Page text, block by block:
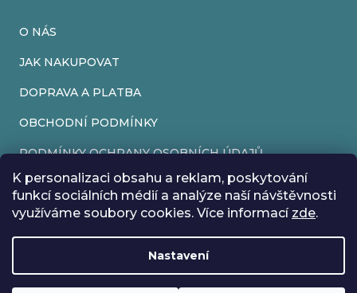
K personalizaci obsahu a reklam, poskytování
funkcí sociálních médií a analýze naší návštěvnosti
využíváme soubory cookies. Více informací zde.
Nastavení
Rádi bychom vás informovali, že od 17. 7. do 24. 7. včetně
máme z důvodu dovolené zavřeno. Všechny objednávky
O NÁS
JAK NAKUPOVAT
DOPRAVA A PLATBA
OBCHODNÍ PODMÍNKY
PODMÍNKY OCHRANY OSOBNÍCH ÚDAJŮ
VRÁCENÍ ZBOŽÍ
REKLAMACE
Vytvořil Shoptet
Copyright 2026EveryRetroGame. Všechna práva vyhrazena.
Upravit nastavení cookies